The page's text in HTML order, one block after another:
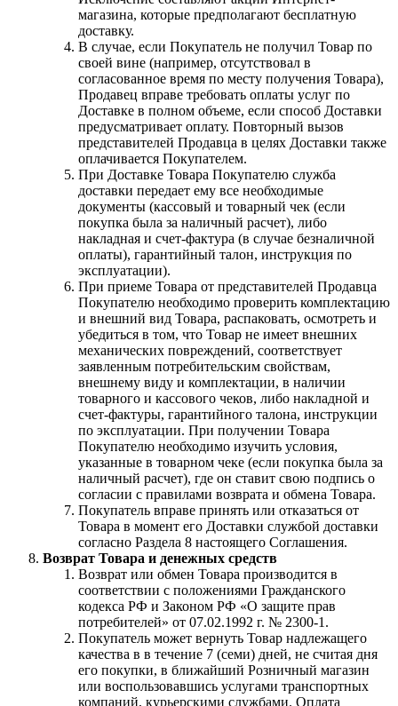
магазина, которые предполагают бесплатную
доставку.
В случае, если Покупатель не получил Товар по
своей вине (например, отсутствовал в
согласованное время по месту получения Товара),
Продавец вправе требовать оплаты услуг по
Доставке в полном объеме, если способ Доставки
предусматривает оплату. Повторный вызов
представителей Продавца в целях Доставки также
оплачивается Покупателем.
При Доставке Товара Покупателю служба
доставки передает ему все необходимые
документы (кассовый и товарный чек (если
покупка была за наличный расчет), либо
накладная и счет-фактура (в случае безналичной
оплаты), гарантийный талон, инструкция по
эксплуатации).
При приеме Товара от представителей Продавца
Покупателю необходимо проверить комплектацию
и внешний вид Товара, распаковать, осмотреть и
убедиться в том, что Товар не имеет внешних
механических повреждений, соответствует
заявленным потребительским свойствам,
внешнему виду и комплектации, в наличии
товарного и кассового чеков, либо накладной и
счет-фактуры, гарантийного талона, инструкции
по эксплуатации. При получении Товара
Покупателю необходимо изучить условия,
указанные в товарном чеке (если покупка была за
наличный расчет), где он ставит свою подпись о
согласии с правилами возврата и обмена Товара.
Покупатель вправе принять или отказаться от
Товара в момент его Доставки службой доставки
согласно Раздела 8 настоящего Соглашения.
Возврат Товара и денежных средств
Возврат или обмен Товара производится в
соответствии с положениями Гражданского
кодекса РФ и Законом РФ «О защите прав
потребителей» от 07.02.1992 г. № 2300-1.
Покупатель может вернуть Товар надлежащего
качества в в течение 7 (семи) дней, не считая дня
его покупки, в ближайший Розничный магазин
или воспользовавшись услугами транспортных
компаний, курьерскими службами. Оплата